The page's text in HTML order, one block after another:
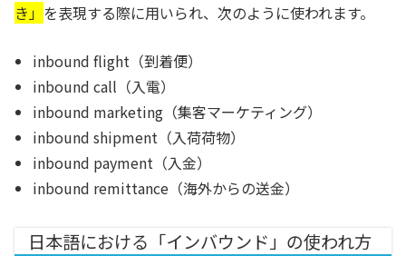
き」 を表現する際に用いられ、次のように使われます。
inbound flight （到着便）
inbound call （入電）
inbound marketing （集客マーケティング）
inbound shipment （入荷荷物）
inbound payment （入金）
inbound remittance （海外からの送金）
日本語における「インバウンド」の使われ方